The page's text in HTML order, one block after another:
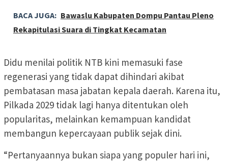
BACA JUGA: Bawaslu Kabupaten Dompu Pantau Pleno
Rekapitulasi Suara di Tingkat Kecamatan
Didu menilai politik NTB kini memasuki fase
regenerasi yang tidak dapat dihindari akibat
pembatasan masa jabatan kepala daerah. Karena itu,
Pilkada 2029 tidak lagi hanya ditentukan oleh
popularitas, melainkan kemampuan kandidat
membangun kepercayaan publik sejak dini.
“Pertanyaannya bukan siapa yang populer hari ini,